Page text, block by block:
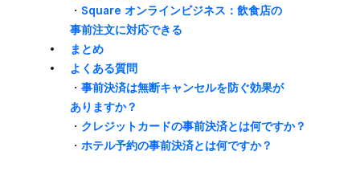
・ Square オンラインビジネス：飲食店の​
事前注文に​対応できる
まとめ
よく​ある​質問
・ 事前決済は​無断キャンセルを​防ぐ​効果が​
ありますか？
・ クレジットカードの​事前決済とは​何ですか？
・ ホテル予約の​事前決済とは​何ですか？